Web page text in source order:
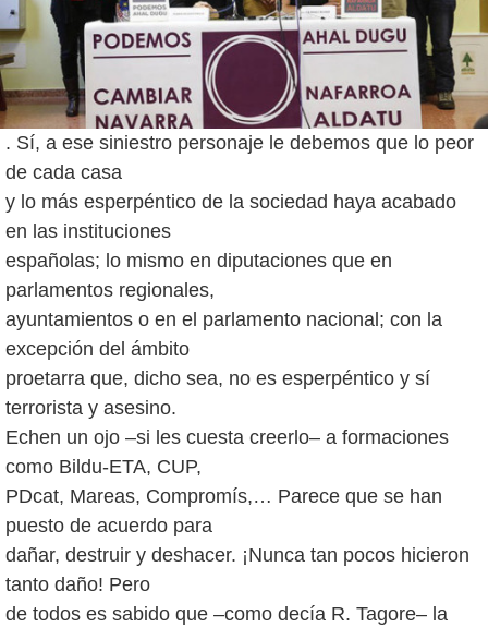
. Sí, a ese siniestro personaje le debemos que lo peor
de cada casa
y lo más esperpéntico de la sociedad haya acabado
en las instituciones
españolas; lo mismo en diputaciones que en
parlamentos regionales,
ayuntamientos o en el parlamento nacional; con la
excepción del ámbito
proetarra que, dicho sea, no es esperpéntico y sí
terrorista y asesino.
Echen un ojo –si les cuesta creerlo– a formaciones
como Bildu-ETA, CUP,
PDcat, Mareas, Compromís,… Parece que se han
puesto de acuerdo para
dañar, destruir y deshacer. ¡Nunca tan pocos hicieron
tanto daño! Pero
de todos es sabido que –como decía R. Tagore– la